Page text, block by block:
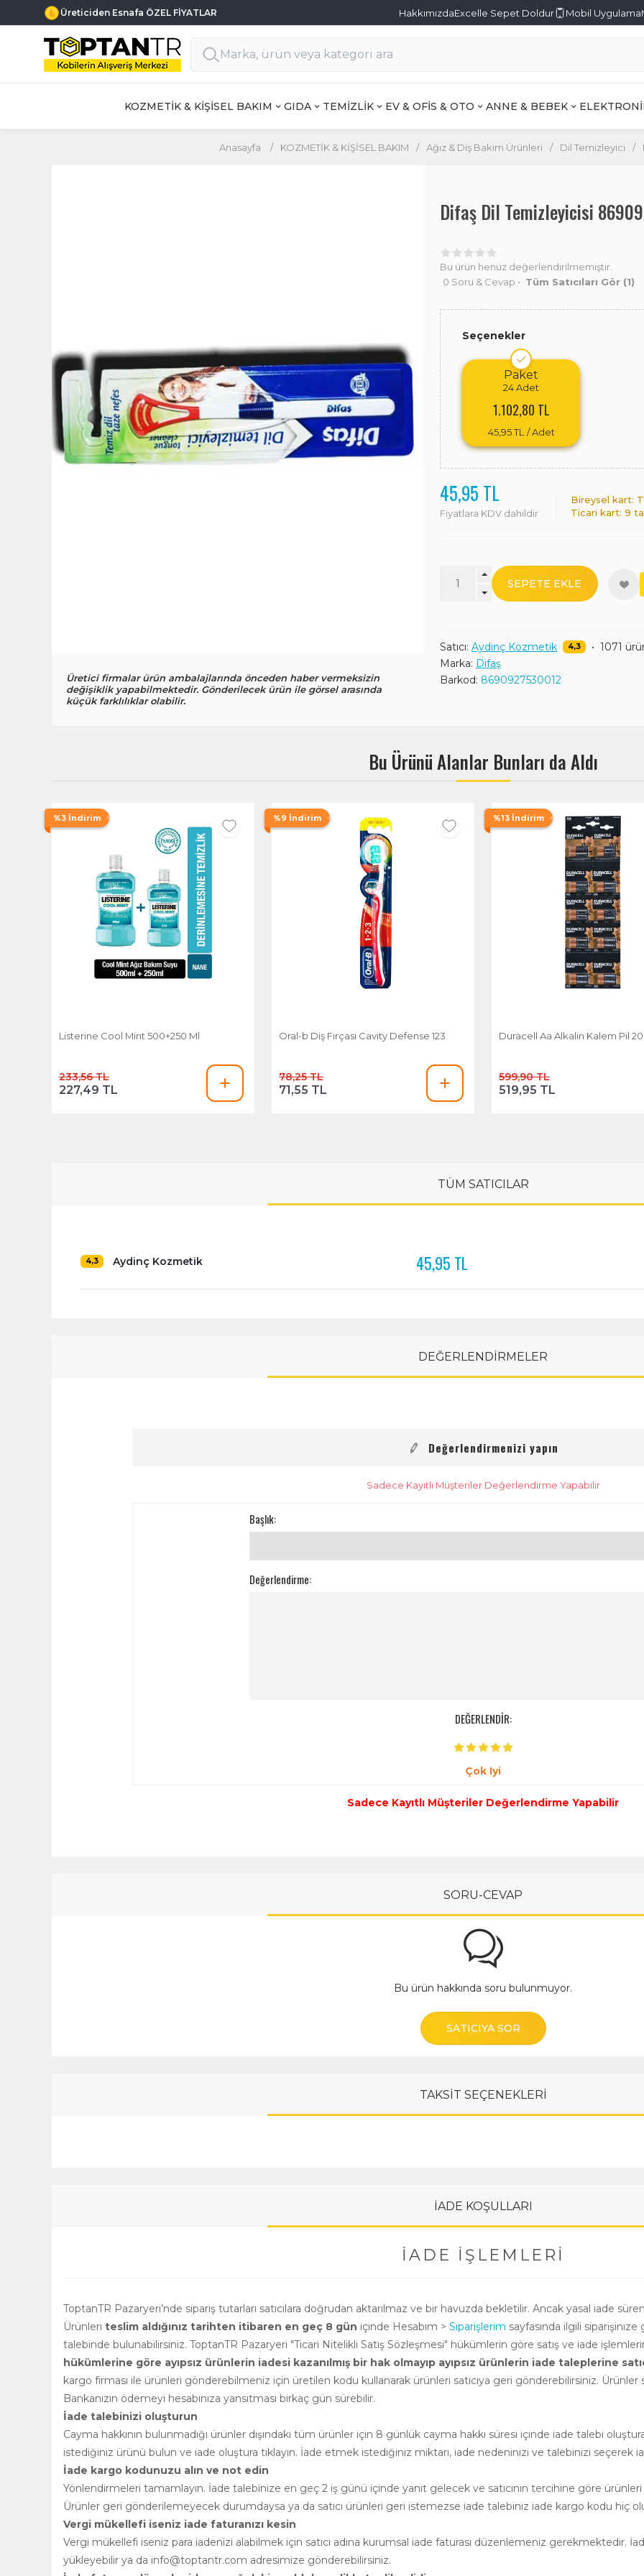
Üreticiden Esnafa ÖZEL FİYATLAR HakkımızdaExcelle Sepet Doldur Mobil Uygulama
KOZMETİK & KİŞİSEL BAKIM GIDA TEMİZLİK EV & OFİS & OTO ANNE & BEBEK
Anasayfa / KOZMETİK & KİŞİSEL BAKIM / Ağız & Diş Bakım Ürünleri / Dil Temizleyici /
Üretici firmalar ürün ambalajlarında önceden haber vermeksizin
değişiklik yapabilmektedir. Gönderilecek ürün ile görsel arasında
küçük farklılıklar olabilir.
Difaş Dil Temizleyicisi
Bu ürün henüz değerlendirilmemiştir.
0 Soru & Cevap • Tüm Satıcıları Gör (1)
Seçenekler
Paket
24Adet
1.102,80 TL
45,95 TL / Adet
45,95 TL
Fiyatlara KDV dahildir
Bireysel kart:
Ticari kart: 9
SEPETE EKLE
Satıcı: Aydinç Kozmetik 4,3 • 1071
Marka: Difaş
Barkod: 8690927530012
Bu Ürünü Alanlar Bunları da Aldı
%3 İndirim
Listerine Cool Mint 500+250 Ml
233,56 TL
227,49 TL
%9 İndirim
Oral-b Diş Fırçası Cavity Defense 123
78,25 TL
71,55 TL
%13 İndirim
Duracell Aa Alkalin Kalem Pil
599,90 TL
519,95 TL
TÜM SATICILAR
4,3 Aydinç Kozmetik 45,95 TL
DEĞERLENDİRMELER
Değerlendirmenizi yapın
Sadece Kayıtlı Müşteriler Değerlendirme Yapabilir
Başlık:
Değerlendirme:
DEĞERLENDİR:
Çok Iyi
Sadece Kayıtlı Müşteriler Değerlendirme Yapabilir
SORU-CEVAP
Bu ürün hakkında soru bulunmuyor.
SATICIYA SOR
TAKSİT SEÇENEKLERİ
İADE KOŞULLARI
İADE İŞLEMLERI
ToptanTR Pazaryeri’nde sipariş tutarları satıcılara doğrudan aktarılmaz ve bir havuzda bekletilir. Ancak yasal iade
Ürünleri teslim aldığınız tarihten itibaren en geç 8 gün içinde Hesabım > Siparişlerim sayfasında ilgili
talebinde bulunabilirsiniz. ToptanTR Pazaryeri "Ticari Nitelikli Satış Sözleşmesi" hükümlerin göre satış ve iade
hükümlerine göre ayıpsız ürünlerin iadesi kazanılmış bir hak olmayıp ayıpsız ürünlerin iade taleplerine
kargo firması ile ürünleri gönderebilmeniz için üretilen kodu kullanarak ürünleri satıcıya geri gönderebilirsiniz. Ürünler
Bankanızın ödemeyi hesabınıza yansıtması birkaç gün sürebilir.
İade talebinizi oluşturun
Cayma hakkının bulunmadığı ürünler dışındaki tüm ürünler için 8 günlük cayma hakkı süresi içinde iade talebi
istediğiniz ürünü bulun ve iade oluştura tıklayın. İade etmek istediğiniz miktarı, iade nedeninizi ve talebinizi seçerek
İade kargo kodunuzu alın ve not edin
Yönlendirmeleri tamamlayın. İade talebinize en geç 2 iş günü içinde yanıt gelecek ve satıcının tercihine göre
Ürünler geri gönderilemeyecek durumdaysa ya da satıcı ürünleri geri istemezse iade talebiniz iade kargo kodu hiç
Vergi mükellefi iseniz iade faturanızı kesin
Vergi mükellefi iseniz para iadenizi alabilmek için satıcı adına kurumsal iade faturası düzenlemeniz gerekmektedir.
yükleyebilir ya da info@toptantr.com adresimize gönderebilirsiniz.